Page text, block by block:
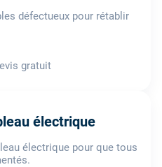
défectueux pour rétablir
gratuit
électrique
électrique pour que tous